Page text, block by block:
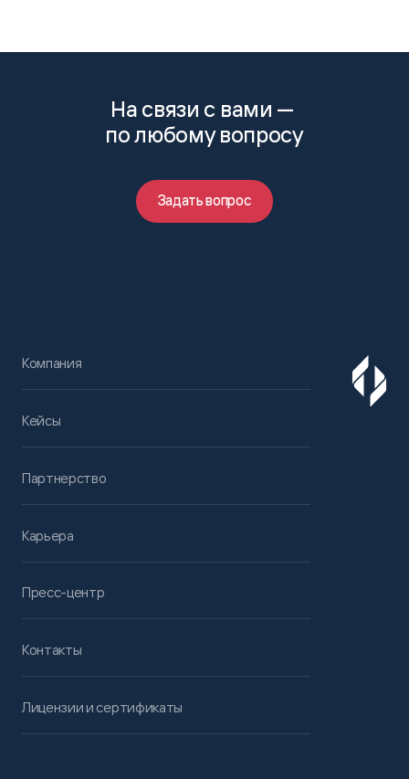
На связи с вами —
по любому вопросу
Задать вопрос
Компания
Кейсы
Партнерство
Карьера
Пресс-центр
Контакты
Лицензии и сертификаты